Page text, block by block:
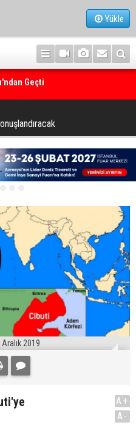
Yükle
Ormanı
2019
A+
A-